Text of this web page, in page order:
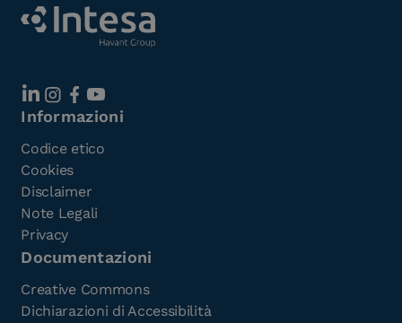
Informazioni
Codice etico
Cookies
Disclaimer
Note Legali
Privacy
Documentazioni
Creative Commons
Dichiarazioni di Accessibilità